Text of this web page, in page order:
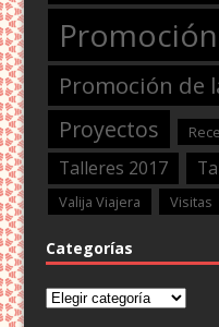
Promoción de
Proyectos
Talleres 2017
Valija Viajera
Visitas
Categorías
Categorías